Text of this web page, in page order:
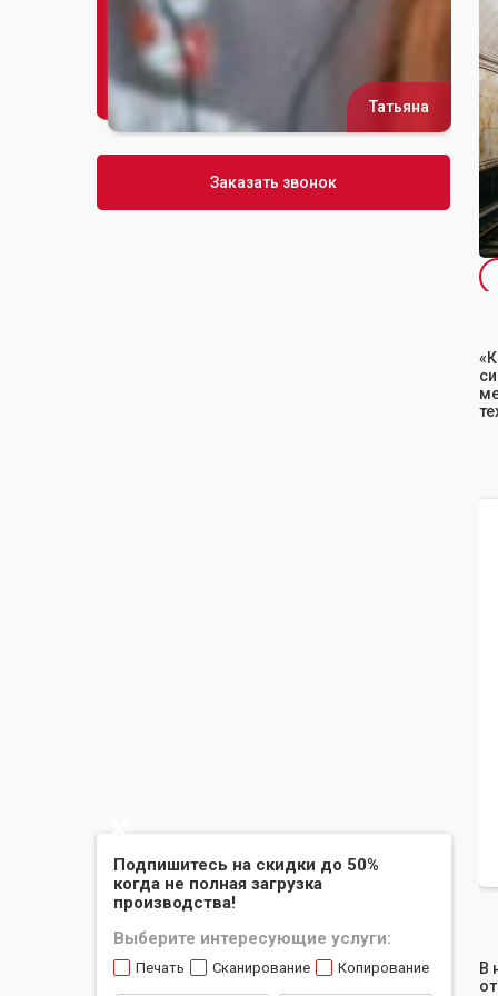
Сусана
Заказать звонок
Подпишитесь на скидки до 50%
когда не полная загрузка
производства!
Выберите интересующие услуги:
Печать Сканирование Копирование
В